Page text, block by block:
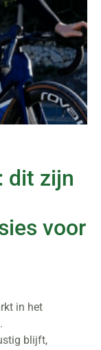
dit zijn
voor
in het
blijft,